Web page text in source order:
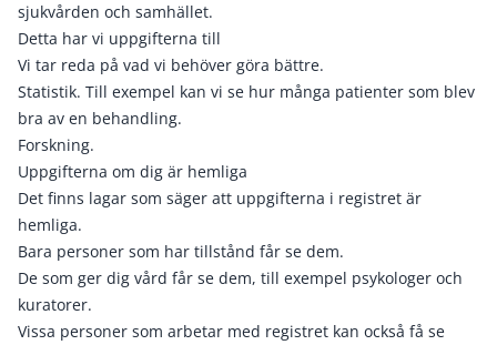
sjukvården och samhället.
Detta har vi uppgifterna till
Vi tar reda på vad vi behöver göra bättre.
Statistik. Till exempel kan vi se hur många patienter som blev
bra av en behandling.
Forskning.
Uppgifterna om dig är hemliga
Det finns lagar som säger att uppgifterna i registret är
hemliga.
Bara personer som har tillstånd får se dem.
De som ger dig vård får se dem, till exempel psykologer och
kuratorer.
Vissa personer som arbetar med registret kan också få se